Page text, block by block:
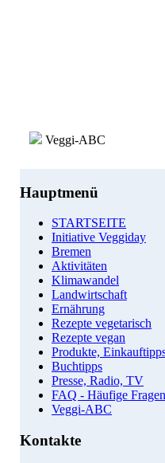
Veggi-ABC
Hauptmenü
STARTSEITE
Initiative Veggiday
Bremen
Aktivitäten
Klimawandel
Landwirtschaft
Ernährung
Rezepte vegetarisch
Rezepte vegan
Produkte,
Buchtipps
Presse, Radio, TV
FAQ - Häufige Fragen
Veggi-ABC
Kontakte